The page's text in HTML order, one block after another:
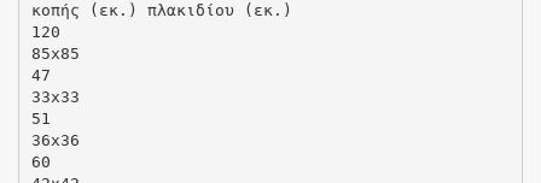
κοπής (εκ.) πλακιδίου (εκ.)
120
85x85
47
33x33
51
36x36
60